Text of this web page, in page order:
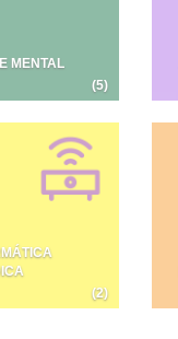
MENTAL
(5)
(2)